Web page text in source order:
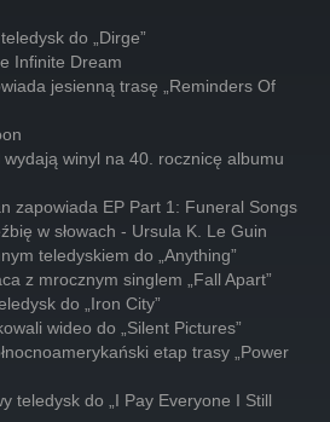
do „Dirge”
Infinite Dream
jesienną trasę „Reminders Of
winyl na 40. rocznicę albumu
zapowiada EP Part 1: Funeral Songs
w słowach - Ursula K. Le Guin
teledyskiem do „Anything”
z mrocznym singlem „Fall Apart”
do „Iron City”
wideo do „Silent Pictures”
etap trasy „Power
teledysk do „I Pay Everyone I Still